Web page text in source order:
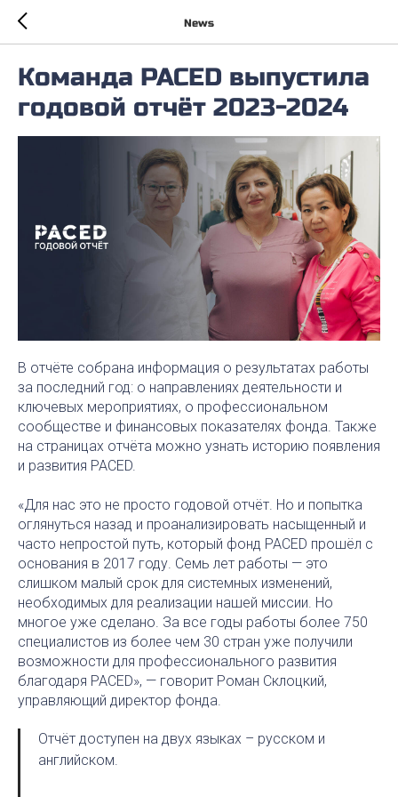
News
Команда PACED выпустила
годовой отчёт 2023-2024
В отчёте собрана информация о результатах работы
за последний год: о направлениях деятельности и
ключевых мероприятиях, о профессиональном
сообществе и финансовых показателях фонда. Также
на страницах отчёта можно узнать историю появления
и развития PACED.
«Для нас это не просто годовой отчёт. Но и попытка
оглянуться назад и проанализировать насыщенный и
часто непростой путь, который фонд PACED прошёл с
основания в 2017 году. Семь лет работы — это
слишком малый срок для системных изменений,
необходимых для реализации нашей миссии. Но
многое уже сделано. За все годы работы более 750
специалистов из более чем 30 стран уже получили
возможности для профессионального развития
благодаря PACED», — говорит Роман Склоцкий,
управляющий директор фонда.
Отчёт доступен на двух языках – русском и
английском.